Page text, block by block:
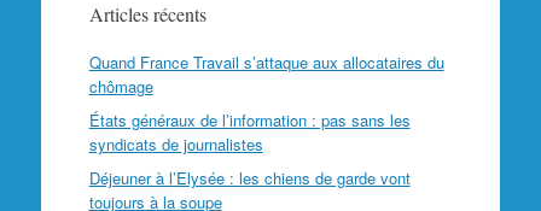
Articles récents
Quand France Travail s’attaque aux allocataires du
chômage
États généraux de l’information : pas sans les
syndicats de journalistes
Déjeuner à l’Elysée : les chiens de garde vont
toujours à la soupe